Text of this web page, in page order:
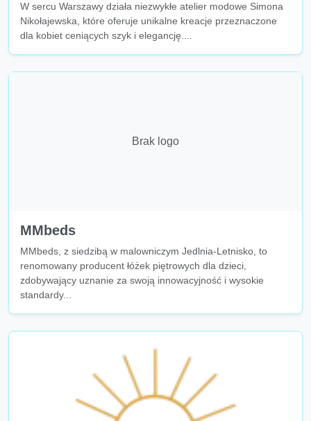
W sercu Warszawy działa niezwykłe atelier modowe Simona
Nikołajewska, które oferuje unikalne kreacje przeznaczone
dla kobiet ceniących szyk i elegancję....
Brak logo
MMbeds
MMbeds, z siedzibą w malowniczym Jedlnia-Letnisko, to
renomowany producent łóżek piętrowych dla dzieci,
zdobywający uznanie za swoją innowacyjność i wysokie
standardy...